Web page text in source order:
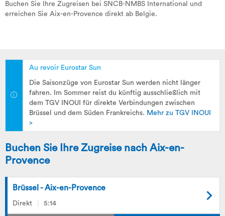
Buchen Sie Ihre Zugreisen bei SNCB-NMBS International und
erreichen Sie Aix-en-Provence direkt ab Belgie.
Au revoir Eurostar Sun
Die Saisonzüge von Eurostar Sun werden nicht länger
fahren. Im Sommer reist du künftig ausschließlich mit
dem TGV INOUI für direkte Verbindungen zwischen
Brüssel und dem Süden Frankreichs. Mehr zu TGV INOUI
>
Buchen Sie Ihre Zugreise nach Aix-en-
Provence
Brüssel - Aix-en-Provence
Direkt 5:14